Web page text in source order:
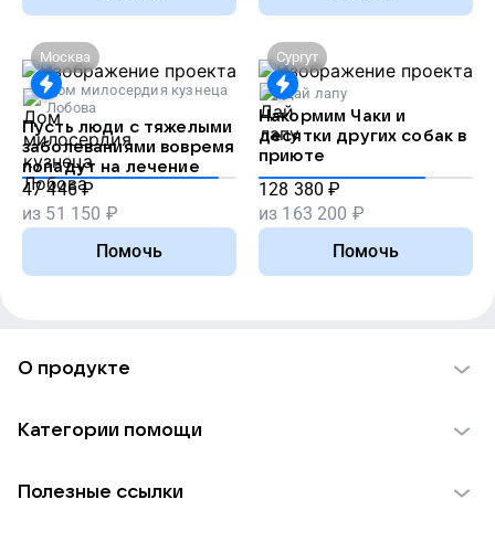
Москва
Дом милосердия кузнеца
Лобова
Пусть люди с тяжелыми
заболеваниями вовремя
попадут на лечение
47 446 ₽
из 51 150 ₽
Помочь
Сургут
Дай лапу
Накормим Чаки и
десятки других собак в
приюте
128 380 ₽
из 163 200 ₽
Помочь
О продукте
Использование материалов
Категории помощи
Полезные ссылки